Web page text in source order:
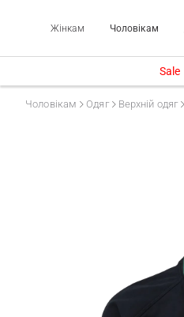
Жінкам Чоловікам
Sale
Чоловікам Одяг Верхній одяг